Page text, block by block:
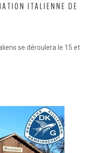
ITALIENNE DE
se déroulera le 15 et